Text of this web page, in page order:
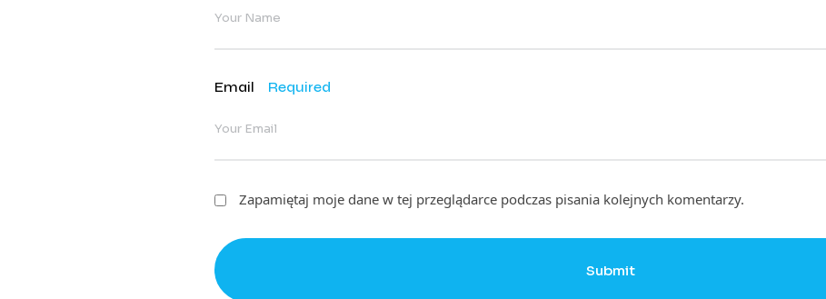
Email Required
Zapamiętaj moje dane w tej przeglądarce podczas pisania kolejnych komentarzy.
Submit